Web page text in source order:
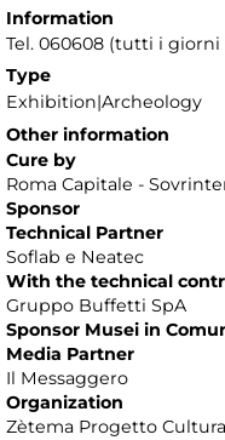
Information
Tel. 060608 (tutti i giorni
Type
Exhibition|Archeology
Other information
Cure by
Roma Capitale -
Sponsor
Technical Partner
Soflab e Neatec
With the technical
Gruppo Buffetti SpA
Sponsor Musei in
Media Partner
Il Messaggero
Organization
Zètema Progetto Cultura